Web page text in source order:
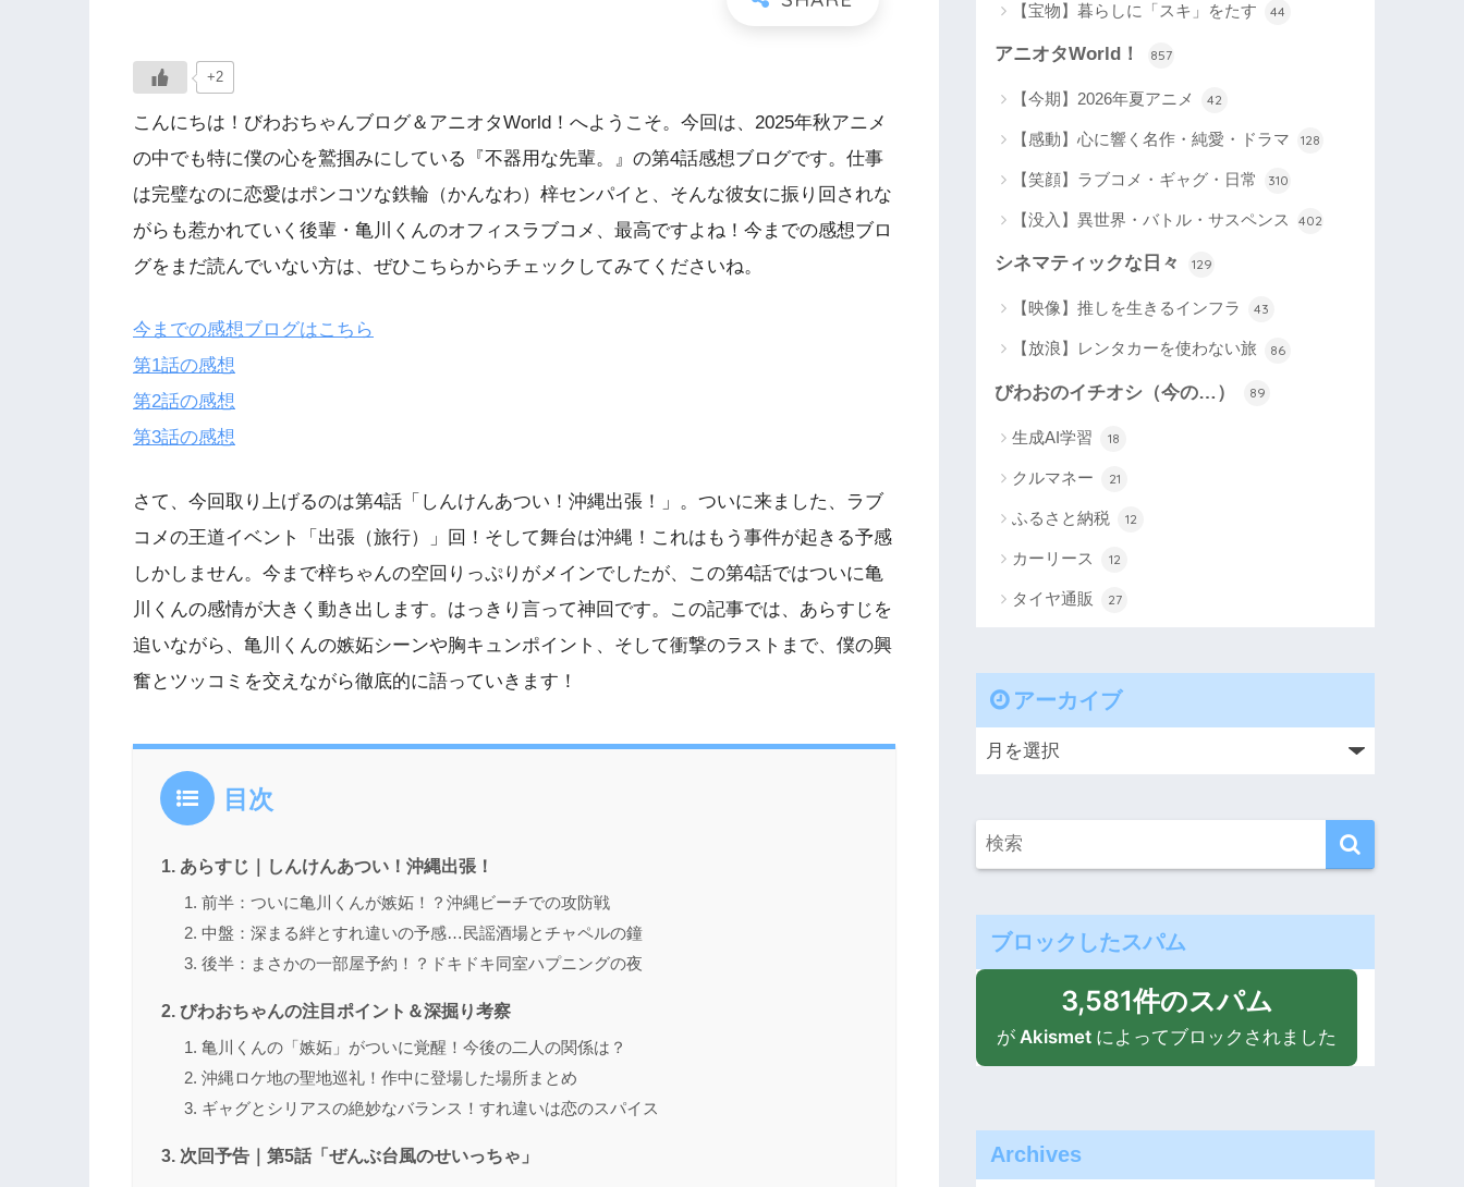
+2
こんにちは！びわおちゃんブログ＆アニオタWorld！へようこそ。今回は、2025年秋アニメ
の中でも特に僕の心を鷲掴みにしている『不器用な先輩。』の第4話感想ブログです。仕事
は完璧なのに恋愛はポンコツな鉄輪（かんなわ）梓センパイと、そんな彼女に振り回されな
がらも惹かれていく後輩・亀川くんのオフィスラブコメ、最高ですよね！今までの感想ブロ
グをまだ読んでいない方は、ぜひこちらからチェックしてみてくださいね。
今までの感想ブログはこちら
第1話の感想
第2話の感想
第3話の感想
さて、今回取り上げるのは第4話「しんけんあつい！沖縄出張！」。ついに来ました、ラブ
コメの王道イベント「出張（旅行）」回！そして舞台は沖縄！これはもう事件が起きる予感
しかしません。今まで梓ちゃんの空回りっぷりがメインでしたが、この第4話ではついに亀
川くんの感情が大きく動き出します。はっきり言って神回です。この記事では、あらすじを
追いながら、亀川くんの嫉妬シーンや胸キュンポイント、そして衝撃のラストまで、僕の興
奮とツッコミを交えながら徹底的に語っていきます！
目次
あらすじ｜しんけんあつい！沖縄出張！
前半：ついに亀川くんが嫉妬！？沖縄ビーチでの攻防戦
中盤：深まる絆とすれ違いの予感…民謡酒場とチャペルの鐘
後半：まさかの一部屋予約！？ドキドキ同室ハプニングの夜
びわおちゃんの注目ポイント＆深掘り考察
亀川くんの「嫉妬」がついに覚醒！今後の二人の関係は？
沖縄ロケ地の聖地巡礼！作中に登場した場所まとめ
ギャグとシリアスの絶妙なバランス！すれ違いは恋のスパイス
次回予告｜第5話「ぜんぶ台風のせいっちゃ」
【宝物】暮らしに「スキ」をたす 44
アニオタWorld！ 857
【今期】2026年夏アニメ 42
【感動】心に響く名作・純愛・ドラマ 128
【笑顔】ラブコメ・ギャグ・日常 310
【没入】異世界・バトル・サスペンス 402
シネマティックな日々 129
【映像】推しを生きるインフラ 43
【放浪】レンタカーを使わない旅 86
びわおのイチオシ（今の…） 89
生成AI学習 18
クルマネー 21
ふるさと納税 12
カーリース 12
タイヤ通販 27
アーカイブ
ブロックしたスパム
3,581件のスパム
が Akismet によってブロックされました
Archives